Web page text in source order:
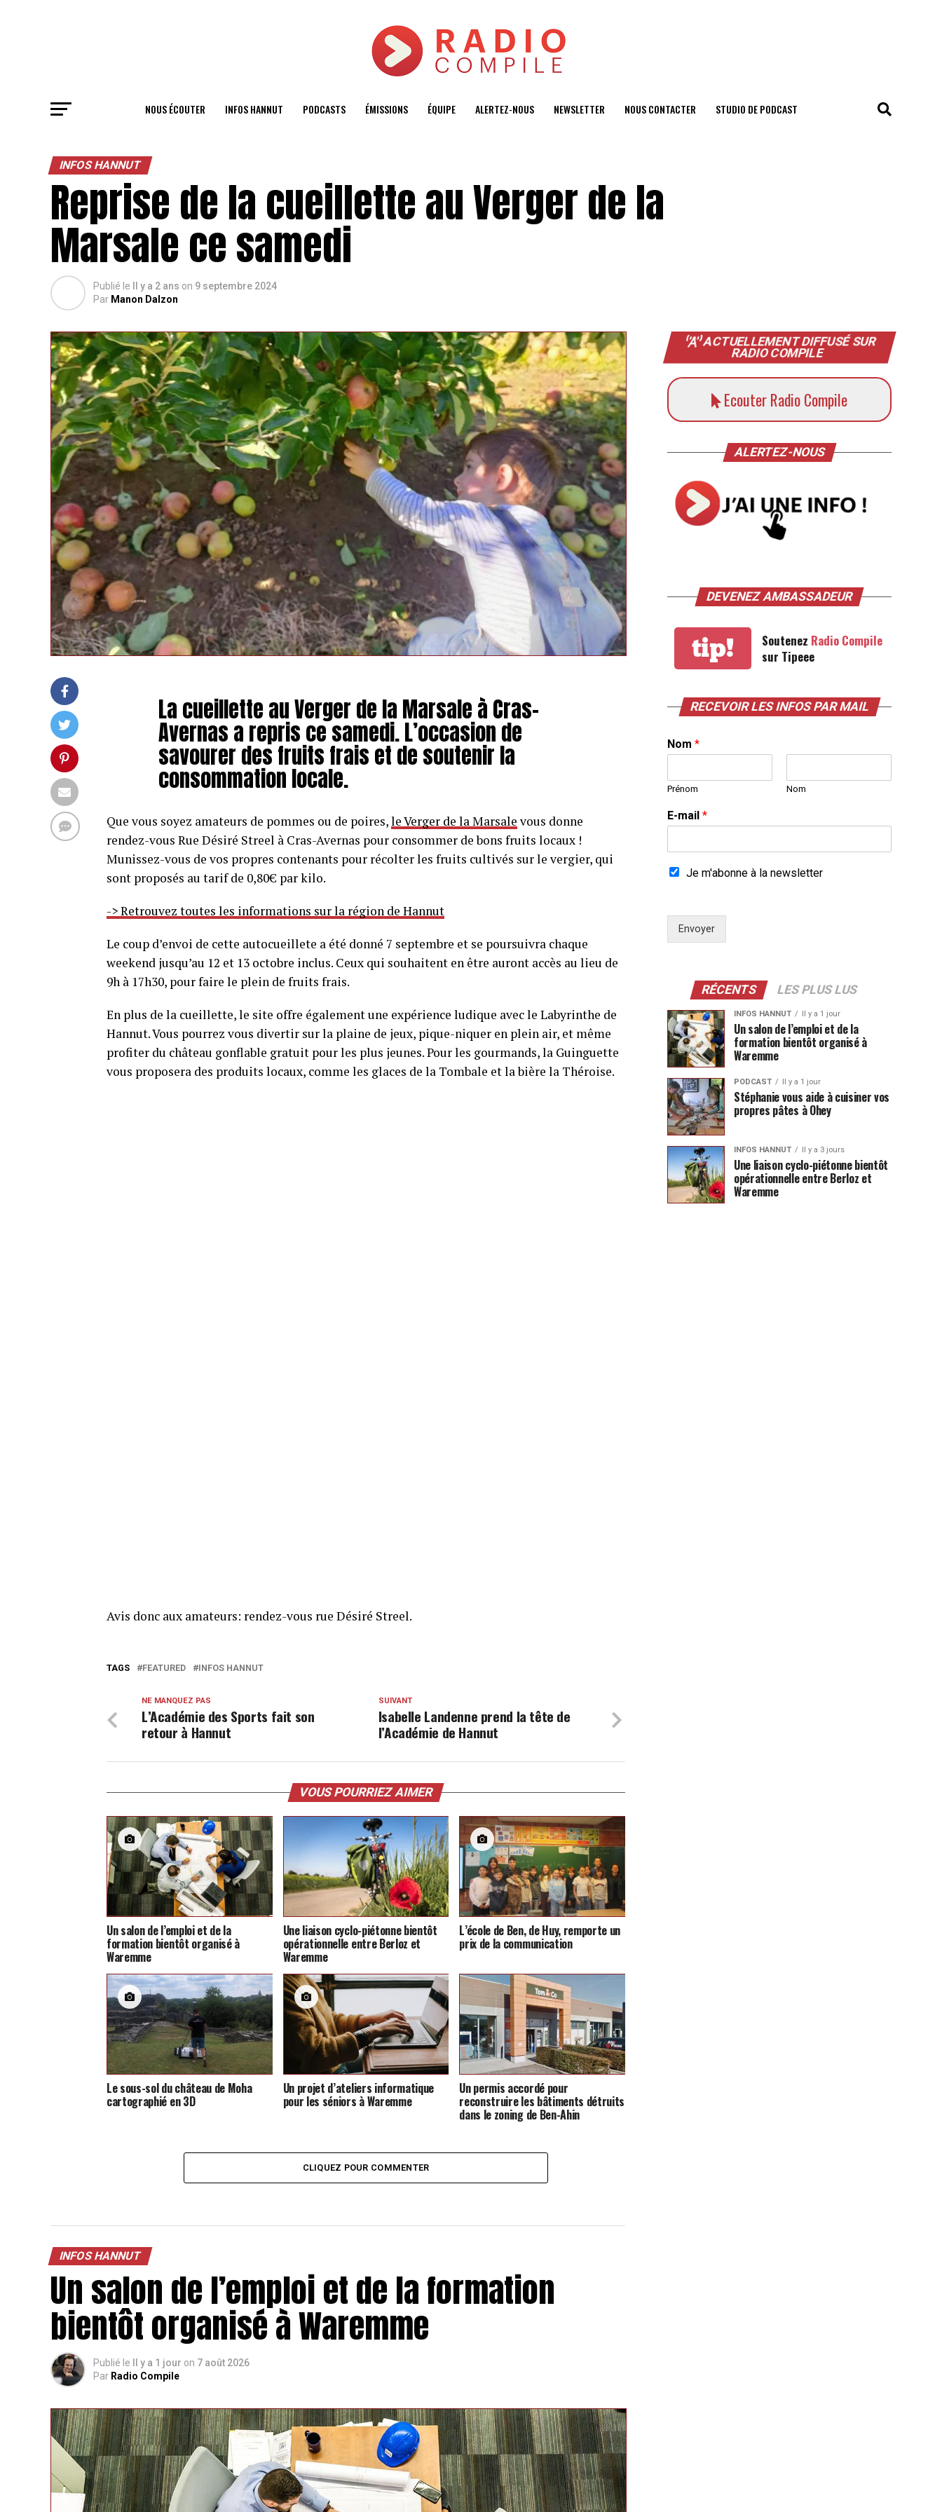
NOUS ÉCOUTER INFOS HANNUT PODCASTS ÉMISSIONS ÉQUIPE ALERTEZ-NOUS NEWSLETTER NOUS CONTACTER STUDIO DE PODCAST
INFOS HANNUT
Reprise de la cueillette au Verger de la
Marsale ce samedi
Publié le Il y a 2 ans on 9 septembre 2024
Par Manon Dalzon
La cueillette au Verger de la Marsale à Cras-
Avernas a repris ce samedi. L’occasion de
savourer des fruits frais et de soutenir la
consommation locale.
Que vous soyez amateurs de pommes ou de poires,le Verger de la Marsale vous donne
rendez-vous Rue Désiré Streel à Cras-Avernas pour consommer de bons fruits locaux !
Munissez-vous de vos propres contenants pour récolter les fruits cultivés sur le vergier, qui
sont proposés au tarif de 0,80€ par kilo.
-> Retrouvez toutes les informations sur la région de Hannut
Le coup d’envoi de cette autocueillete a été donné 7 septembre et se poursuivra chaque
weekend jusqu’au 12 et 13 octobre inclus. Ceux qui souhaitent en être auront accès au lieu de
9h à 17h30, pour faire le plein de fruits frais.
En plus de la cueillette, le site offre également une expérience ludique avec le Labyrinthe de
Hannut. Vous pourrez vous divertir sur la plaine de jeux, pique-niquer en plein air, et même
profiter du château gonflable gratuit pour les plus jeunes. Pour les gourmands, la Guinguette
vous proposera des produits locaux, comme les glaces de la Tombale et la bière la Théroise.
Avis donc aux amateurs: rendez-vous rue Désiré Streel.
TAGS FEATURED INFOS HANNUT
SUIVANT
Isabelle Landenne prend la tête de
l’Académie de Hannut
NE MANQUEZ PAS
L’Académie des Sports fait son
retour à Hannut
VOUS POURRIEZ AIMER
Un salon de l’emploi et de la
formation bientôt organisé à
Waremme
Une liaison cyclo-piétonne bientôt
opérationnelle entre Berloz et
Waremme
L’école de Ben, de Huy, remporte un
prix de la communication
Le sous-sol du château de Moha
cartographié en 3D
Un projet d’ateliers informatique
pour les séniors à Waremme
Un permis accordé pour
reconstruire les bâtiments détruits
dans le zoning de Ben-Ahin
CLIQUEZ POUR COMMENTER
INFOS HANNUT
Un salon de l’emploi et de la formation
bientôt organisé à Waremme
Publié le Il y a 1 jour on 7 août 2026
Par Radio Compile
ACTUELLEMENT DIFFUSÉ SUR
RADIO COMPILE
Ecouter Radio Compile
ALERTEZ-NOUS
DEVENEZ AMBASSADEUR
tip! Soutenez Radio Compile
sur Tipeee
RECEVOIR LES INFOS PAR MAIL
Nom *
Prénom Nom
E-mail *
Je m'abonne à la newsletter
Envoyer
RÉCENTS LES PLUS LUS
INFOS HANNUT Il y a 1 jour
Un salon de l’emploi et de la
formation bientôt organisé à
Waremme
PODCAST Il y a 1 jour
Stéphanie vous aide à cuisiner vos
propres pâtes à Ohey
INFOS HANNUT Il y a 3 jours
Une liaison cyclo-piétonne bientôt
opérationnelle entre Berloz et
Waremme